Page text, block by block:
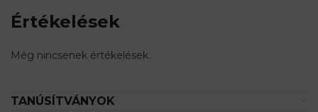
Értékelések
Még nincsenek értékelések.
TANÚSÍTVÁNYOK